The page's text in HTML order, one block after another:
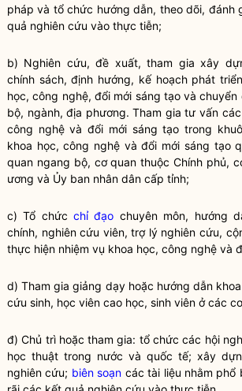
pháp và tổ chức hướng dẫn, theo dõi, đánh
quả nghiên cứu vào thực tiễn;
b) Nghiên cứu, đề xuất, tham gia xây
chính sách, định hướng, kế hoạch phát
học, công nghệ, đổi mới sáng tạo và chuyển
bộ, ngành, địa phương. Tham gia tư vấn
công nghệ và đổi mới sáng tạo trong
khoa học, công nghệ và đổi mới sáng tạo
quan ngang bộ, cơ quan thuộc Chính phủ,
ương và Ủy ban nhân dân cấp tỉnh;
c) Tổ chứcchỉ đạo chuyên môn, hướng
chính, nghiên cứu viên, trợ lý nghiên cứu,
thực hiện nhiệm vụ khoa học, công nghệ và
d) Tham gia giảng dạy hoặc hướng dẫn
cứu sinh, học viên cao học, sinh viên ở các
đ) Chủ trì hoặc tham gia: tổ chức các hội
học thuật trong nước và quốc tế; xây
nghiên cứu; biên soạn các tài liệu nhằm phổ